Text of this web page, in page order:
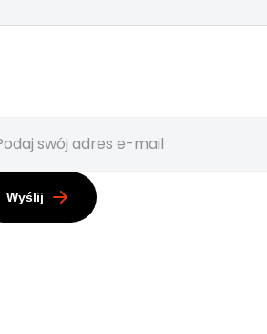
Wyślij